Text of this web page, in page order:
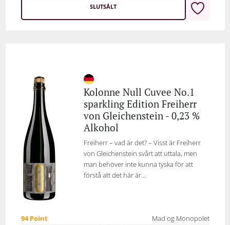
SLUTSÅLT
Kolonne Null Cuvee No.1
sparkling Edition Freiherr
von Gleichenstein - 0,23 %
Alkohol
Freiherr – vad är det? – Visst är Freiherr
von Gleichenstein svårt att uttala, men
man behöver inte kunna tyska för att
förstå att det här är...
94 Point
Mad og Monopolet